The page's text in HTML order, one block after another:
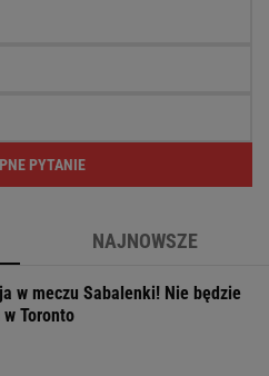
PYTANIE
NAJNOWSZE
w meczu Sabalenki! Nie będzie
Toronto